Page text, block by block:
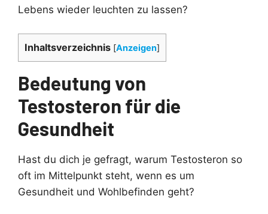
Lebens wieder leuchten zu lassen?
Inhaltsverzeichnis [Anzeigen]
Bedeutung von
Testosteron für die
Gesundheit
Hast du dich je gefragt, warum Testosteron so
oft im Mittelpunkt steht, wenn es um
Gesundheit und Wohlbefinden geht?